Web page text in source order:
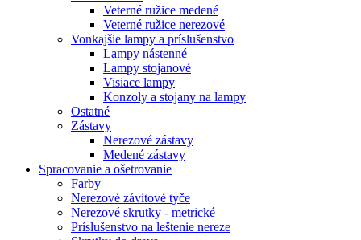
Veterné ružice medené
Veterné ružice nerezové
Vonkajšie lampy a príslušenstvo
Lampy nástenné
Lampy stojanové
Visiace lampy
Konzoly a stojany na lampy
Ostatné
Zástavy
Nerezové zástavy
Medené zástavy
Spracovanie a ošetrovanie
Farby
Nerezové závitové tyče
Nerezové skrutky - metrické
Príslušenstvo na leštenie nereze